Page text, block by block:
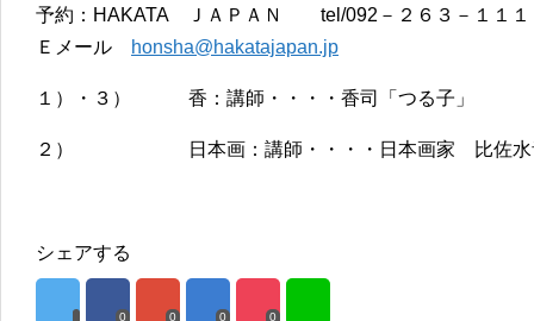
予約：HAKATA ＪＡＰＡＮ tel/092－２６３－１１１
Ｅメール
honsha@hakatajapan.jp
１）・３） 香：講師・・・・香司「つる子」
２） 日本画：講師・・・・日本画家 比佐水
シェアする
0 0 0 0